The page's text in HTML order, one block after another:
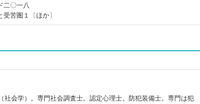
二〇一八
苦圏１〔ほか〕
会学）。専門社会調査士。認定心理士。防犯装備士。専門は犯